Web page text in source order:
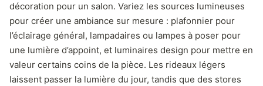
décoration pour un salon. Variez les sources lumineuses
pour créer une ambiance sur mesure : plafonnier pour
l’éclairage général, lampadaires ou lampes à poser pour
une lumière d’appoint, et luminaires design pour mettre en
valeur certains coins de la pièce. Les rideaux légers
laissent passer la lumière du jour, tandis que des stores